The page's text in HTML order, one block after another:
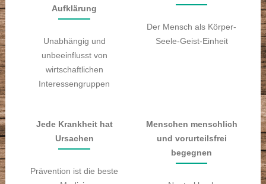
Aufklärung
Unabhängig und
unbeeinflusst von
wirtschaftlichen
Interessengruppen
Der Mensch als Körper-
Seele-Geist-Einheit
Jede Krankheit hat
Ursachen
Prävention ist die beste
Menschen menschlich
und vorurteilsfrei
begegnen